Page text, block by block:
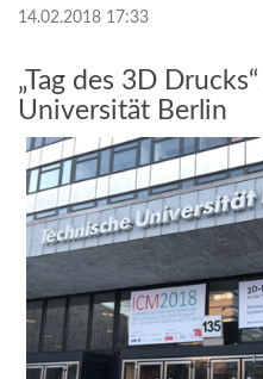
14.02.2018 17:33
„Tag des 3D
Universität Berlin